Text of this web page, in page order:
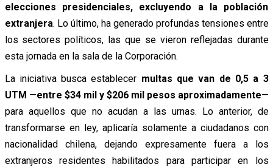
elecciones presidenciales, excluyendo a la población
extranjera. Lo último, ha generado profundas tensiones entre
los sectores políticos, las que se vieron reflejadas durante
esta jornada en la sala de la Corporación.
La iniciativa busca establecer multas que van de 0,5 a 3
UTM —entre $34 mil y $206 mil pesos aproximadamente—
para aquellos que no acudan a las urnas. Lo anterior, de
transformarse en ley, aplicaría solamente a ciudadanos con
nacionalidad chilena, dejando expresamente fuera a los
extranjeros residentes habilitados para participar en los